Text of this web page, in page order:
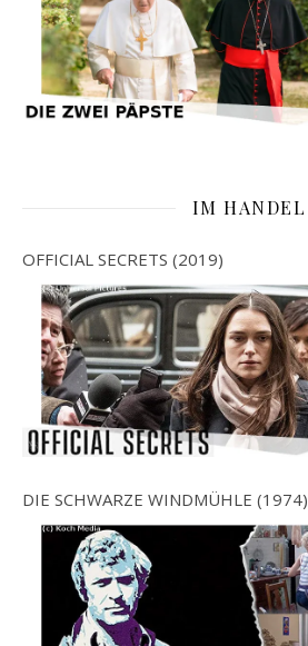
IM HANDEL
OFFICIAL SECRETS (2019)
DIE SCHWARZE WINDMÜHLE (1974)